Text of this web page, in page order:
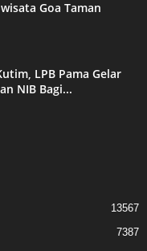
Goa Taman
LPB Pama Gelar
NIB Bagi...
13567
7387